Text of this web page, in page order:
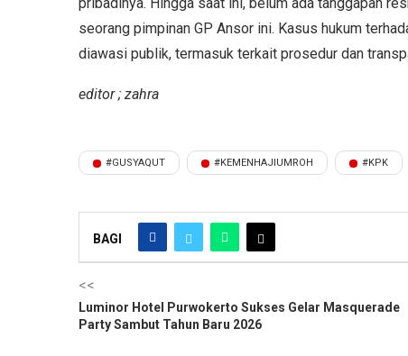
seorang pimpinan GP Ansor ini. Kasus hukum
diawasi publik, termasuk terkait prosedur dan
editor ; zahra
#GUSYAQUT #KEMENHAJIUMROH #KPK
BAGI
<<
Luminor Hotel Purwokerto Sukses Gelar Masquerade
Party Sambut Tahun Baru 2026